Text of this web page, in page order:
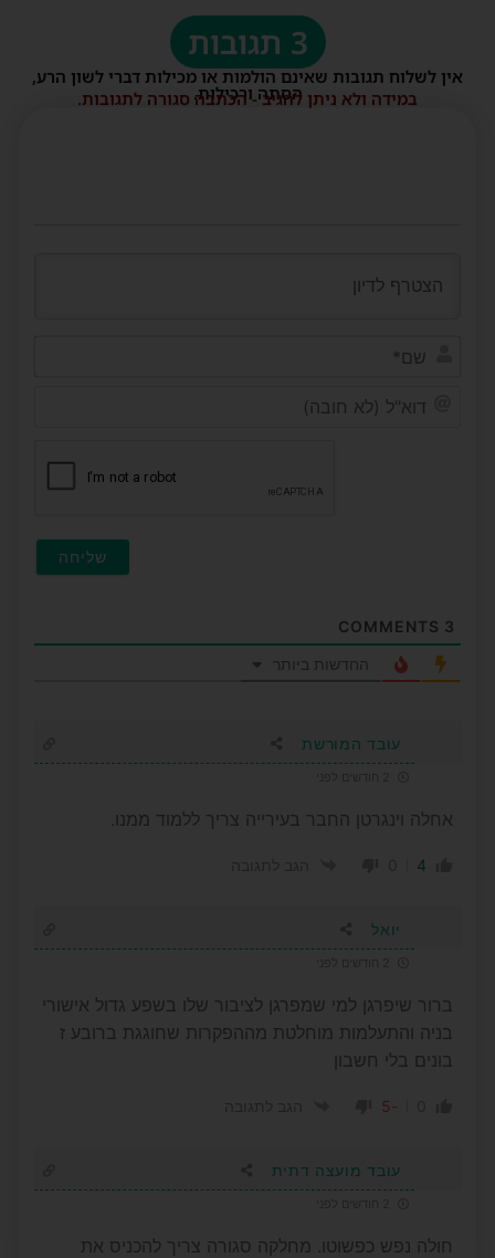
3 תגובות
אין לשלוח תגובות שאינם הולמות או מכילות דברי לשון הרע,
הסתה ורכילות.
במידה ולא ניתן להגיב - הכתבה סגורה לתגובות.
3
החדשות ביותר
עובד המורשת
אחלה וינגרטן החבר בעירייה צריך ללמוד ממנו.
4
יואל
ברור שיפרגן למי שמפרגן לציבור שלו בשפע גדול אישורי
בניה והתעלמות מוחלטת מההפקרות שחוגגת ברובע ז
בונים בלי חשבון
-5
עובד מועצה דתית
חולה נפש כפשוטו. מחלקה סגורה צריך להכניס את